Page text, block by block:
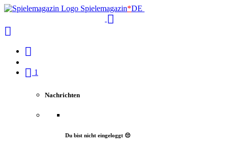
Spielemagazin*DE
1
Nachrichten
Du bist nicht eingeloggt 😔